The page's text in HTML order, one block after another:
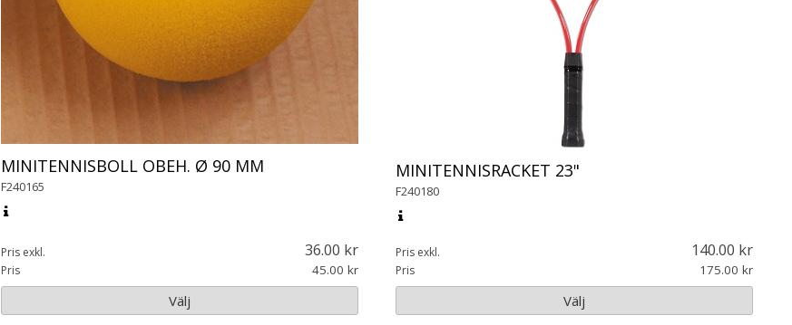
MINITENNISBOLL OBEH. Ø 90 MM
F240165
Pris exkl. 36.00
Pris 45.00
Välj
MINITENNISRACKET 23"
F240180
Pris exkl. 140.00
Pris 175.00
Välj